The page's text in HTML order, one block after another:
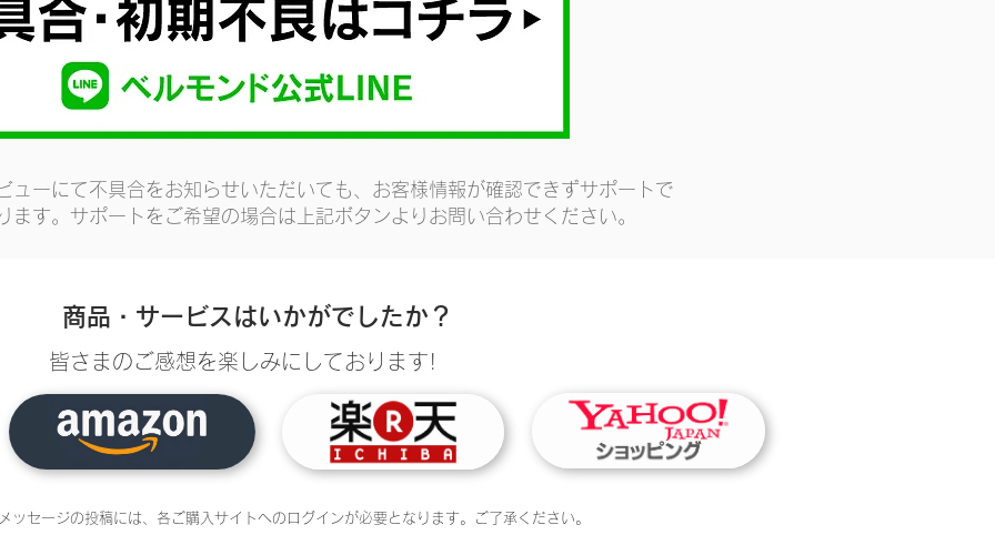
ューにて不具合をお知らせいただいても、お客様情報が確認できずサポートで
ます。サポートをご希望の場合は上記ボタンよりお問い合わせください。
商品・サービスはいかがでしたか？
皆さまのご感想を楽しみにしております!
ッセージの投稿には、各ご購入サイトへのログインが必要となります。ご了承ください。